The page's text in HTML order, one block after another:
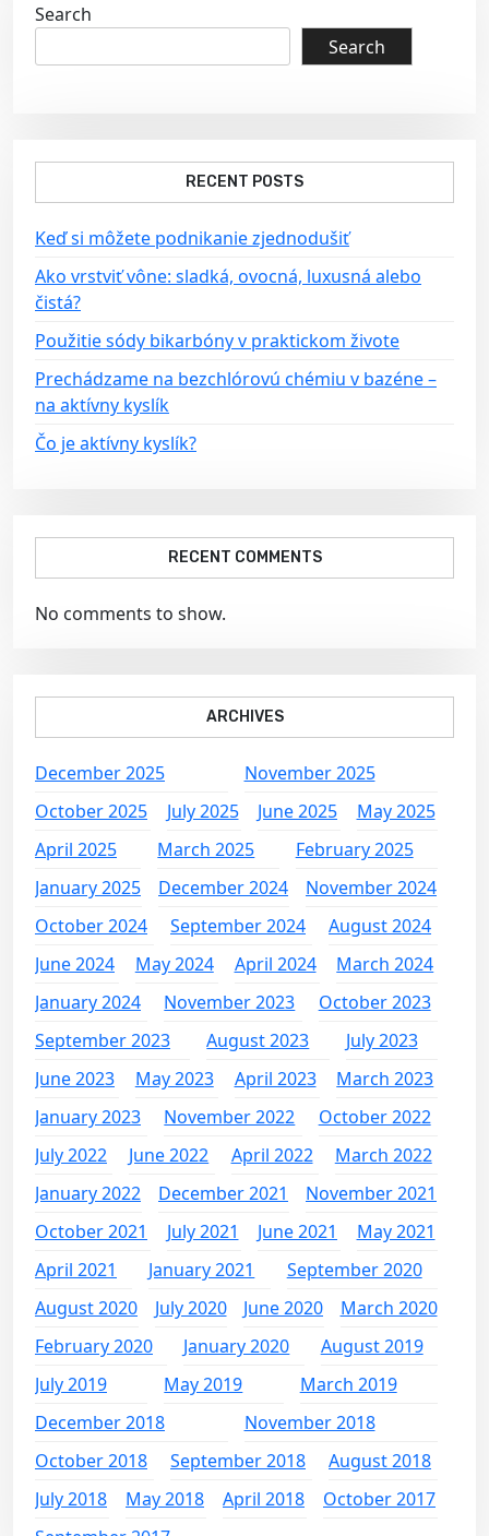
a
v
a
t
i
n
Search
Search
RECENT POSTS
Keď si môžete podnikanie zjednodušiť
Ako vrstviť vône: sladká, ovocná, luxusná alebo
čistá?
Použitie sódy bikarbóny v praktickom živote
Prechádzame na bezchlórovú chémiu v bazéne –
na aktívny kyslík
Čo je aktívny kyslík?
RECENT COMMENTS
No comments to show.
ARCHIVES
December 2025
November 2025
October 2025
July 2025 June 2025
May 2025
April 2025
March 2025
February 2025
January 2025
December 2024
November 2024
October 2024
September 2024
August 2024
June 2024
May 2024 April 2024
March 2024
January 2024
November 2023
October 2023
September 2023
August 2023
July 2023
June 2023
May 2023 April 2023
March 2023
January 2023
November 2022
October 2022
July 2022
June 2022 April 2022
March 2022
January 2022
December 2021
November 2021
October 2021
July 2021 June 2021
May 2021
April 2021
January 2021
September 2020
August 2020
July 2020 June 2020
March 2020
February 2020
January 2020
August 2019
July 2019
May 2019
March 2019
December 2018
November 2018
October 2018
September 2018
August 2018
July 2018
May 2018 April 2018
October 2017